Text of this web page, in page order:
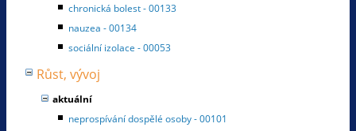
chronická bolest - 00133
nauzea - 00134
sociální izolace - 00053
Růst, vývoj
aktuální
neprospívání dospělé osoby - 00101